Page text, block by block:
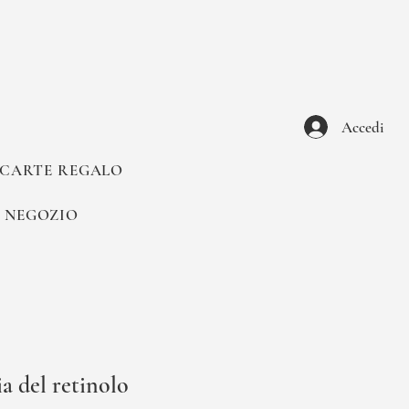
Accedi
CARTE REGALO
NEGOZIO
del retinolo